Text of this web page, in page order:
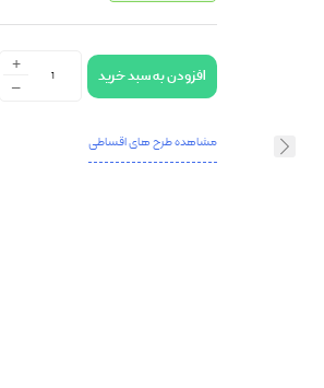
+
- افزودن به سبد خرید
مشاهده طرح های اقساطی